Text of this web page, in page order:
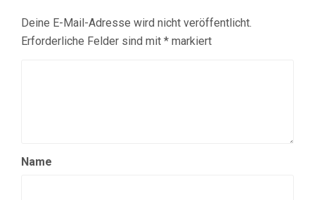
Deine E-Mail-Adresse wird nicht veröffentlicht.
Erforderliche Felder sind mit * markiert
Name